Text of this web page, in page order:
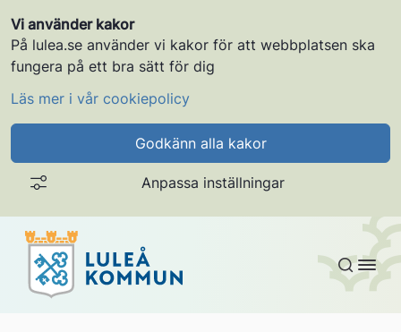
Vi använder kakor
På lulea.se använder vi kakor för att webbplatsen ska
fungera på ett bra sätt för dig
Läs mer i vår cookiepolicy
Godkänn alla kakor
Anpassa inställningar
Gå till innehållet